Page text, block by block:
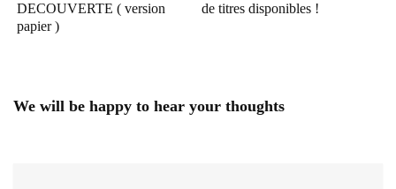
DECOUVERTE ( version
papier )
de titres disponibles !
We will be happy to hear your thoughts